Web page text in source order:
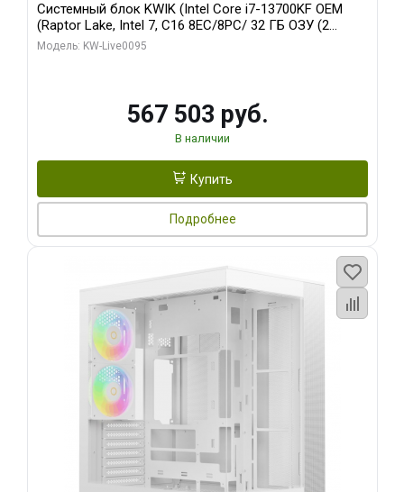
Системный блок KWIK (Intel Core i7-13700KF OEM
(Raptor Lake, Intel 7, C16 8EC/8PC/ 32 ГБ ОЗУ (2
модуля)/ Afox RTX4090 24GB GDDR6X 384-Bit 3xDP
Модель: KW-Live0095
567 503 руб.
В наличии
Купить
Подробнее